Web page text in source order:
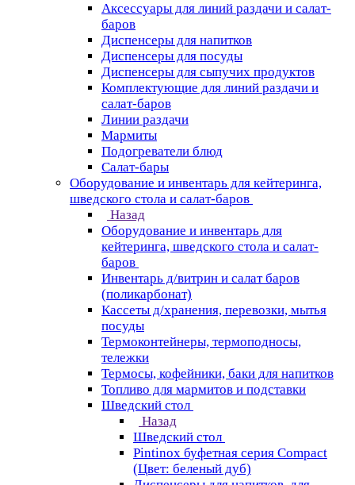
Аксессуары для линий раздачи и салат-
баров
Диспенсеры для напитков
Диспенсеры для посуды
Диспенсеры для сыпучих продуктов
Комплектующие для линий раздачи и
салат-баров
Линии раздачи
Мармиты
Подогреватели блюд
Салат-бары
Оборудование и инвентарь для кейтеринга,
шведского стола и салат-баров
Назад
Оборудование и инвентарь для
кейтеринга, шведского стола и салат-
баров
Инвентарь д/витрин и салат баров
(поликарбонат)
Кассеты д/хранения, перевозки, мытья
посуды
Термоконтейнеры, термоподносы,
тележки
Термосы, кофейники, баки для напитков
Топливо для мармитов и подставки
Шведский стол
Назад
Шведский стол
Pintinox буфетная серия Compact
(Цвет: беленый дуб)